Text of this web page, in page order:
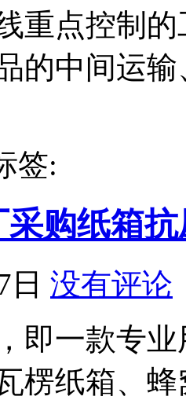
重点控制
的中间运
签:
购纸箱
日 没有评论
即一款专
楞纸箱、